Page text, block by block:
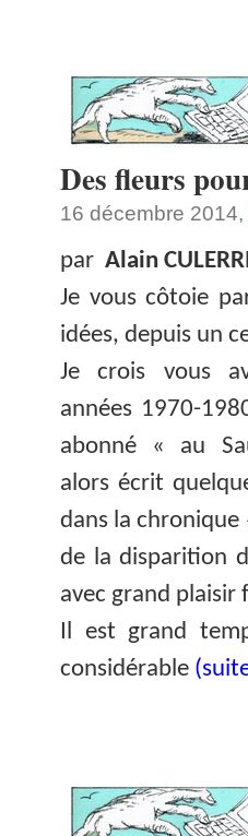
Des fleurs
16 décembre 2014,
par Alain
Je vous côtoie
idées, depuis un
Je crois vous
années 1970-
abonné « au
alors écrit
dans la chronique
de la disparition
avec grand
Il est grand
considérable